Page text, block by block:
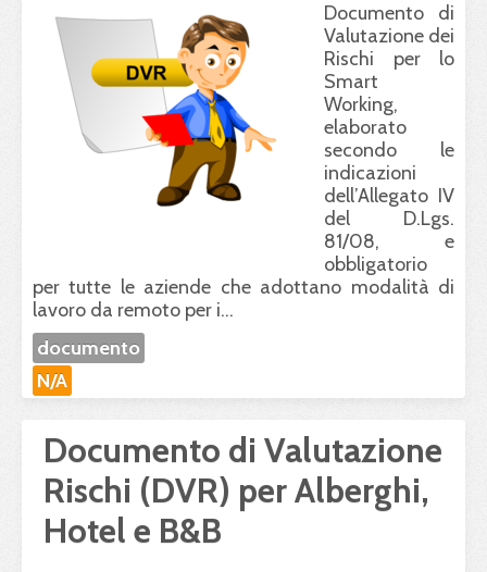
Documento di
Valutazione dei
Rischi per lo
Smart
Working,
elaborato
secondo le
indicazioni
dell’Allegato IV
del D.Lgs.
81/08, e
obbligatorio
per tutte le aziende che adottano modalità di
lavoro da remoto per i...
documento
N/A
Documento di Valutazione
Rischi (DVR) per Alberghi,
Hotel e B&B